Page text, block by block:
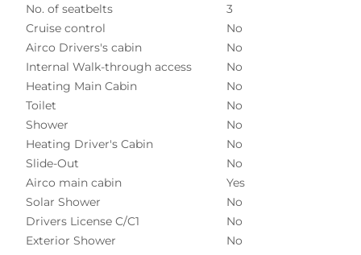
No. of seatbelts
3
Cruise control
No
Airco Drivers's cabin
No
Internal Walk-through access
No
Heating Main Cabin
No
Toilet
No
Shower
No
Heating Driver's Cabin
No
Slide-Out
No
Airco main cabin
Yes
Solar Shower
No
Drivers License C/C1
No
Exterior Shower
No